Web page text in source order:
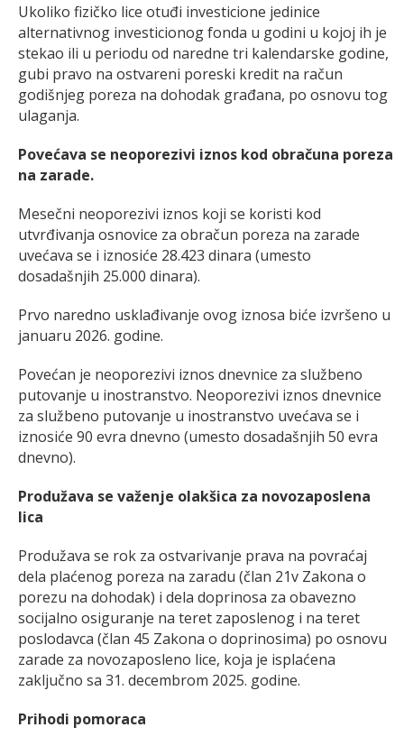
Ukoliko fizičko lice otuđi investicione jedinice
alternativnog investicionog fonda u godini u kojoj ih je
stekao ili u periodu od naredne tri kalendarske godine,
gubi pravo na ostvareni poreski kredit na račun
godišnjeg poreza na dohodak građana, po osnovu tog
ulaganja.
Povećava se neoporezivi iznos kod obračuna poreza
na zarade.
Mesečni neoporezivi iznos koji se koristi kod
utvrđivanja osnovice za obračun poreza na zarade
uvećava se i iznosiće 28.423 dinara (umesto
dosadašnjih 25.000 dinara).
Prvo naredno usklađivanje ovog iznosa biće izvršeno u
januaru 2026. godine.
Povećan je neoporezivi iznos dnevnice za službeno
putovanje u inostranstvo. Neoporezivi iznos dnevnice
za službeno putovanje u inostranstvo uvećava se i
iznosiće 90 evra dnevno (umesto dosadašnjih 50 evra
dnevno).
Produžava se važenje olakšica za novozaposlena
lica
Produžava se rok za ostvarivanje prava na povraćaj
dela plaćenog poreza na zaradu (član 21v Zakona o
porezu na dohodak) i dela doprinosa za obavezno
socijalno osiguranje na teret zaposlenog i na teret
poslodavca (član 45 Zakona o doprinosima) po osnovu
zarade za novozaposleno lice, koja je isplaćena
zaključno sa 31. decembrom 2025. godine.
Prihodi pomoraca